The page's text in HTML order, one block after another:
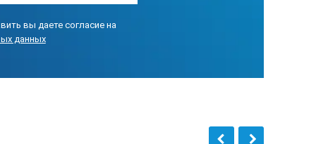
вы даете согласие на
данных